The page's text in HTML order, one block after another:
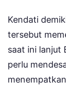
Kendati
tersebut
saat ini lanjut
perlu
menempatkan